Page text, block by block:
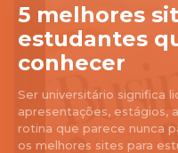
5 melhores
estudantes
conhecer
Ser universitário significa
apresentações, estágios,
rotina que parece nunca
os melhores sites para